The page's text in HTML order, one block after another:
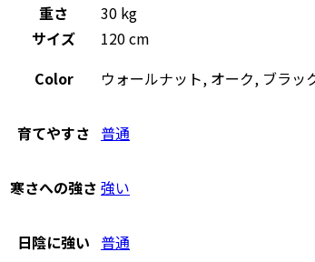
重さ
30 kg
サイズ
120 cm
Color
ウォールナット, オーク, ブラッ
育てやすさ 普通
寒さへの強さ 強い
日陰に強い 普通